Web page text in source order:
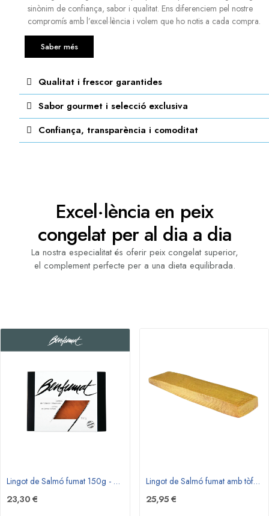
sinònim de confiança, sabor i qualitat. Ens diferenciem pel nostre
compromís amb l’excel·lència i volem que ho notis a cada compra.
Saber més
Qualitat i frescor garantides
Sabor gourmet i selecció exclusiva
Confiança, transparència i comoditat
Excel·lència en peix
congelat per al dia a dia
La nostra especialitat és oferir peix congelat superior,
el complement perfecte per a una dieta equilibrada.
Lingot de Salmó fumat 150g - Benfumat
23,30 €
Lingot de Salmó fumat amb tòfona blanca (or)...
25,95 €